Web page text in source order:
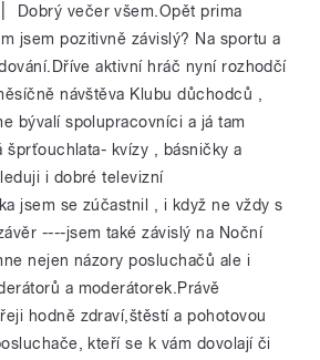
Dobrý večer všem.Opět prima
jsem pozitivně závislý? Na sportu a
aktivní hráč nyní rozhodčí
návštěva Klubu důchodců ,
bývalí spolupracovníci a já tam
šprťouchlata- kvízy , básničky a
i dobré televizní
jsem se zúčastnil , i když ne vždy s
----jsem také závislý na Noční
nejen názory posluchačů ale i
a moderátorek.Právě
hodně zdraví,štěstí a pohotovou
kteří se k vám dovolají či